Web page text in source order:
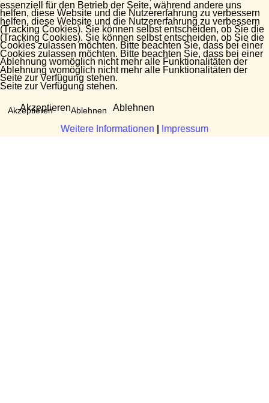
essenziell für den Betrieb der Seite, während andere uns
helfen, diese Website und die Nutzererfahrung zu verbessern
(Tracking Cookies). Sie können selbst entscheiden, ob Sie die
Cookies zulassen möchten. Bitte beachten Sie, dass bei einer
Ablehnung womöglich nicht mehr alle Funktionalitäten der
Seite zur Verfügung stehen.
Akzeptieren Ablehnen
Weitere Informationen Impressum
helfen, diese Website und die Nutzererfahrung zu verbessern
(Tracking Cookies). Sie können selbst entscheiden, ob Sie die
Cookies zulassen möchten. Bitte beachten Sie, dass bei einer
Ablehnung womöglich nicht mehr alle Funktionalitäten der
Seite zur Verfügung stehen.
Akzeptieren Ablehnen
Weitere Informationen Impressum